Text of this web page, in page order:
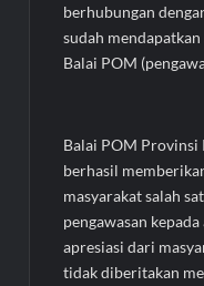
berhubungan
sudah
Balai POM
Balai POM Provinsi
berhasil
masyarakat salah
pengawasan
apresiasi dari
tidak diberitakan